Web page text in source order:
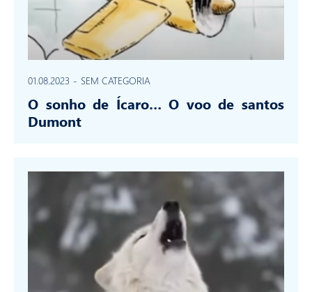
01.08.2023 - SEM CATEGORIA
O sonho de Ícaro… O voo de santos
Dumont